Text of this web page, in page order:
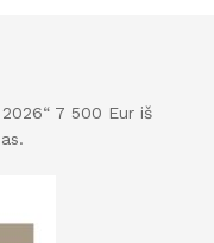
7 500 Eur iš